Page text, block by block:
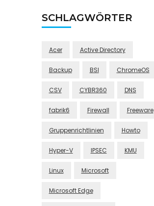
SCHLAGWÖRTER
Acer Active Directory
Backup BSI ChromeOS
CSV CYBR360 DNS
fabrik6 Firewall Freeware
Gruppenrichtlinien Howto
Hyper-V IPSEC KMU
Linux Microsoft
Microsoft Edge